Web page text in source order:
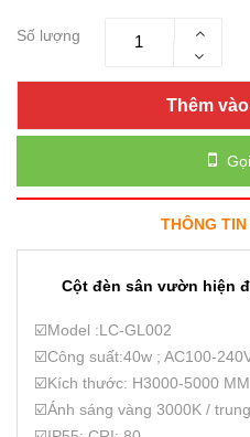
Số lượng
Thêm
THÔNG
Cột đèn sân vườn hiện
☑️Model :LC-GL002
☑️Công suất:40w ; AC100-
☑️Kích thước: H3000-5000 MM
☑️Ánh sáng vàng 3000K /